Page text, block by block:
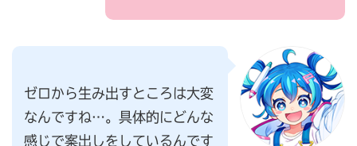
ゼロから生み出すところは大変
なんですね…。具体的にどんな
感じで案出しをしているんです